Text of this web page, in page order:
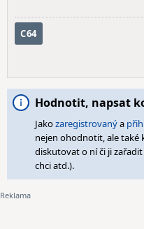
C64
Hodnotit, napsat
Jakozaregistrovanýa
nejen ohodnotit, ale také
diskutovat o ní či ji
chci atd.).